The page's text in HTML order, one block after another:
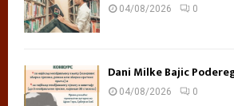
04/08/2026 0
Dani Milke Bajic
04/08/2026 0